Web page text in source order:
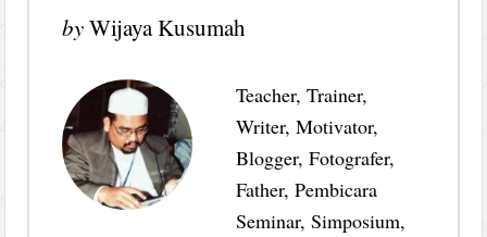
byWijaya Kusumah
Teacher, Trainer,
Writer, Motivator,
Blogger, Fotografer,
Father, Pembicara
Seminar, Simposium,